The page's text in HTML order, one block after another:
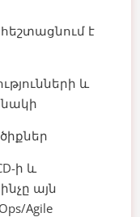
հեշտացնում է
և
ի և
այն
Agile